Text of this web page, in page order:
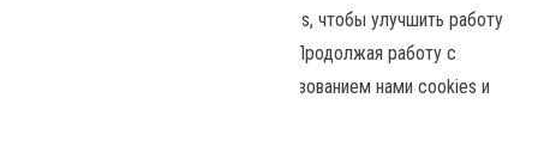
Наш сайт использует файлы cookies, чтобы улучшить работу
и повысить эффективность сайта. Продолжая работу с
сайтом, вы соглашаетесь с использованием нами cookies и